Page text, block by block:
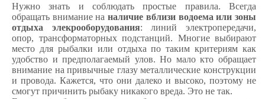
Нужно знать и соблюдать простые правила. Всегда
обращать внимание на наличие вблизи водоема или зоны
отдыха элекрооборудования: линий электропередачи,
опор, трансформаторных подстанций. Многие выбирают
место для рыбалки или отдыха по таким критериям как
удобство и предполагаемый улов. Но мало кто обращает
внимание на привычные глазу металлические конструкции
и провода. Кажется, что они далеко и высоко, поэтому не
смогут причинить рыбаку никакого вреда. Это не так.